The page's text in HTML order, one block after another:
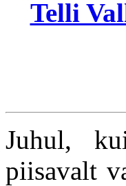
Telli
Juhul,
piisavalt